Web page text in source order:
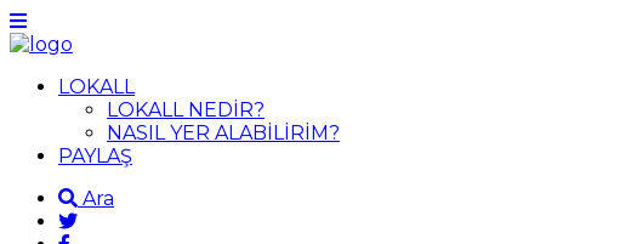
LOKALL
LOKALL NEDİR?
NASIL YER ALABİLİRİM?
PAYLAŞ
Ara